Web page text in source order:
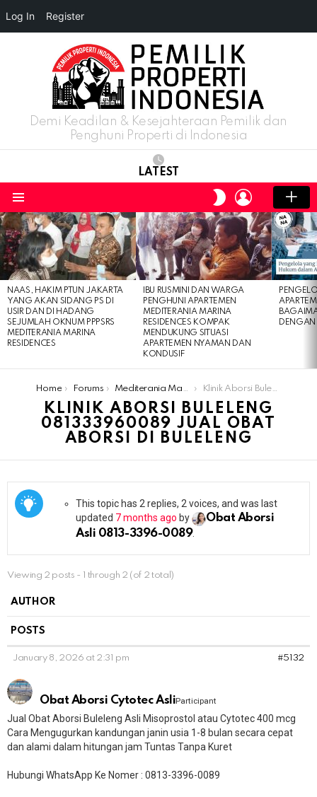
Demi Keadilan & Kesejahteraan Pemilik dan
Penghuni Properti di Indonesia
LATEST
SWITCH
SKIN
LOGIN
LATEST
STORIES
NAAS, HAKIM PTUN JAKARTA
YANG AKAN SIDANG PS DI
USIR DAN DI HADANG
SEJUMLAH OKNUM PPPSRS
MEDITERANIA MARINA
RESIDENCES
IBU RUSMINI DAN WARGA
PENGHUNI APARTEMEN
MEDITERANIA MARINA
RESIDENCES KOMPAK
MENDUKUNG SITUASI
APARTEMEN NYAMAN DAN
KONDUSIF
DENGAN
You are here:
Home Forums Mediterania Marina Residences Klinik Aborsi Buleleng 081333960089 Jual Obat Aborsi Di Buleleng
KLINIK ABORSI BULELENG
081333960089 JUAL OBAT
ABORSI DI BULELENG
This topic has 2 replies, 2 voices, and was last
updated 7 months ago by
Obat Aborsi
Asli 0813-3396-0089.
Viewing 2 posts - 1 through 2 (of 2 total)
AUTHOR
POSTS
January 8, 2026 at 2:31 pm #5132
Obat Aborsi Cytotec AsliParticipant
Jual Obat Aborsi Buleleng Asli Misoprostol atau Cytotec 400 mcg
Cara Mengugurkan kandungan janin usia 1-8 bulan secara cepat
dan alami dalam hitungan jam Tuntas Tanpa Kuret
Hubungi WhatsApp Ke Nomer : 0813-3396-0089​
Log In Register